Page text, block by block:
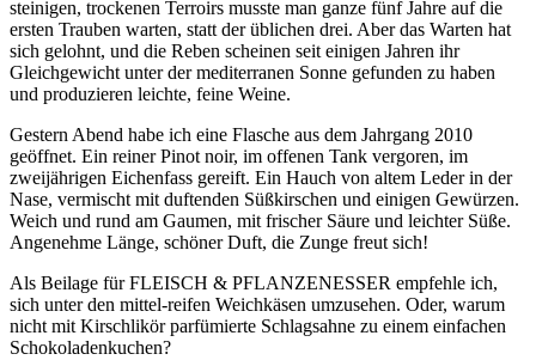
steinigen, trockenen Terroirs musste man ganze fünf Jahre auf die
ersten Trauben warten, statt der üblichen drei. Aber das Warten hat
sich gelohnt, und die Reben scheinen seit einigen Jahren ihr
Gleichgewicht unter der mediterranen Sonne gefunden zu haben
und produzieren leichte, feine Weine.
Gestern Abend habe ich eine Flasche aus dem Jahrgang 2010
geöffnet. Ein reiner Pinot noir, im offenen Tank vergoren, im
zweijährigen Eichenfass gereift. Ein Hauch von altem Leder in der
Nase, vermischt mit duftenden Süßkirschen und einigen Gewürzen.
Weich und rund am Gaumen, mit frischer Säure und leichter Süße.
Angenehme Länge, schöner Duft, die Zunge freut sich!
Als Beilage für FLEISCH & PFLANZENESSER empfehle ich,
sich unter den mittel-reifen Weichkäsen umzusehen. Oder, warum
nicht mit Kirschlikör parfümierte Schlagsahne zu einem einfachen
Schokoladenkuchen?